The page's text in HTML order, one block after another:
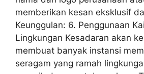
memberikan kesan eksklusif
Keunggulan: 6. Penggunaan
Lingkungan Kesadaran akan
membuat banyak instansi
seragam yang ramah